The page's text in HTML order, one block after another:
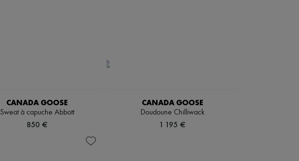
CANADA GOOSE
Sweat à capuche Abbott
850 €
CANADA GOOSE
Doudoune Chilliwack
1 195 €